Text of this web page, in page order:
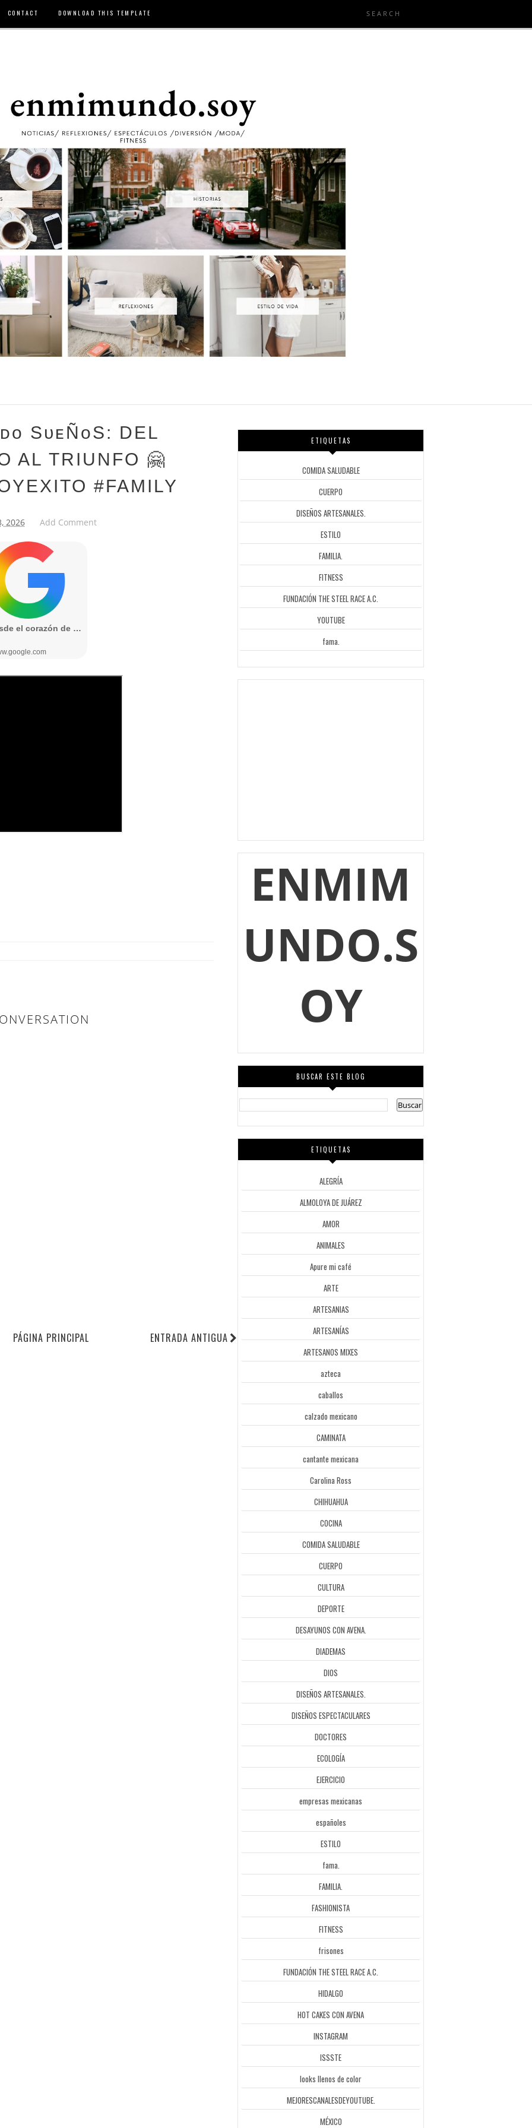
CONTACT DOWNLOAD THIS TEMPLATE
SᴜᴇÑᴏS: DEL
AL TRIUNFO 🤗
#FAMILY
2026 Add Comment
ENTRADA ANTIGUA
PÁGINA PRINCIPAL
ETIQUETAS
COMIDA SALUDABLE
CUERPO
DISEÑOS ARTESANALES.
ESTILO
FAMILIA.
FITNESS
FUNDACIÓN THE STEEL RACE A.C.
YOUTUBE
fama.
ENMIM
UNDO.S
OY
BUSCAR ESTE BLOG
ETIQUETAS
ALEGRÍA
ALMOLOYA DE JUÁREZ
AMOR
ANIMALES
Apure mi café
ARTE
ARTESANIAS
ARTESANÍAS
ARTESANOS MIXES
azteca
caballos
calzado mexicano
CAMINATA
cantante mexicana
Carolina Ross
CHIHUAHUA
COCINA
COMIDA SALUDABLE
CUERPO
CULTURA
DEPORTE
DESAYUNOS CON AVENA.
DIADEMAS
DIOS
DISEÑOS ARTESANALES.
DISEÑOS ESPECTACULARES
DOCTORES
ECOLOGÍA
EJERCICIO
empresas mexicanas
españoles
ESTILO
fama.
FAMILIA.
FASHIONISTA
FITNESS
frisones
FUNDACIÓN THE STEEL RACE A.C.
HIDALGO
HOT CAKES CON AVENA
INSTAGRAM
ISSSTE
looks llenos de color
MEJORESCANALESDEYOUTUBE.
MÉXICO